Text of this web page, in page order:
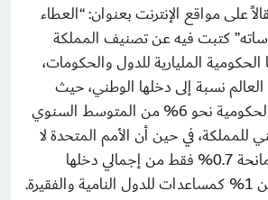
على مواقع الإنترنت بعنوان: “العطاء
كتبت فيه عن تصنيف المملكة
المليارية للدول والحكومات،
نسبة إلى دخلها الوطني، حيث
بلغت المساعدات الحكومية نحو 6% من المتوسط السنوي
للمملكة، في حين أن الأمم المتحدة لا
تطلب من الدول المانحة 0.7% فقط من إجمالي دخلها